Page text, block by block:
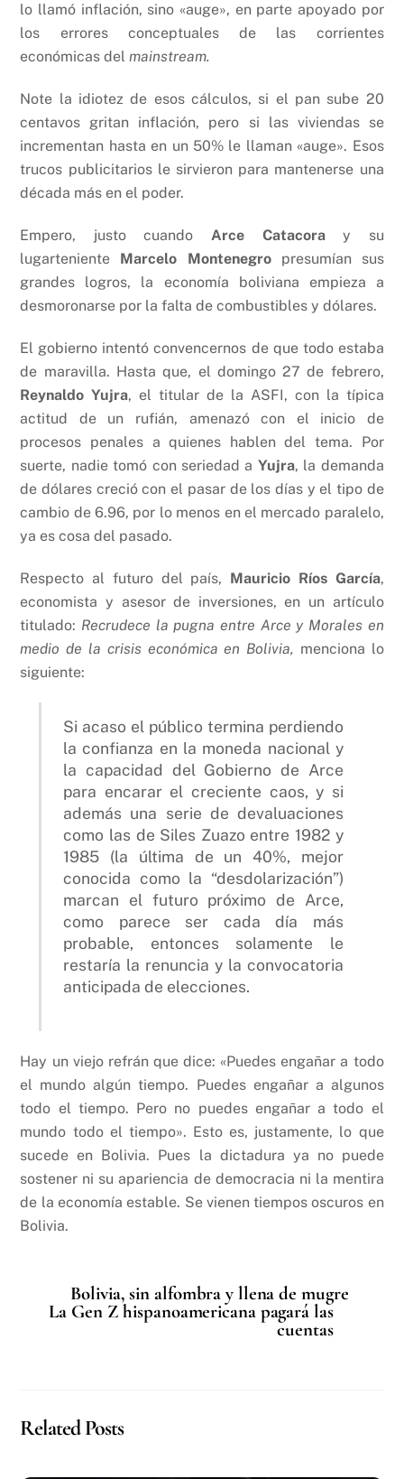
lo llamó inflación, sino «auge», en parte apoyado por
los errores conceptuales de las corrientes
económicas delmainstream.
Note la idiotez de esos cálculos, si el pan sube 20
centavos gritan inflación, pero si las viviendas se
incrementan hasta en un 50% le llaman «auge». Esos
trucos publicitarios le sirvieron para mantenerse una
década más en el poder.
Empero, justo cuando Arce Catacoray su
lugarteniente Marcelo Montenegropresumían sus
grandes logros, la economía boliviana empieza a
desmoronarse por la falta de combustibles y dólares.
El gobierno intentó convencernos de que todo estaba
de maravilla. Hasta que, el domingo 27 de febrero,
Reynaldo Yujra, el titular de la ASFI, con la típica
actitud de un rufián, amenazó con el inicio de
procesos penales a quienes hablen del tema. Por
suerte, nadie tomó con seriedad a Yujra, la demanda
de dólares creció con el pasar de los días y el tipo de
cambio de 6.96, por lo menos en el mercado paralelo,
ya es cosa del pasado.
Respecto al futuro del país, Mauricio Ríos García,
economista y asesor de inversiones, en un artículo
titulado: Recrudece la pugna entre Arce y Morales en
medio de la crisis económica en Bolivia, menciona lo
siguiente:
Si acaso el público termina perdiendo
la confianza en la moneda nacional y
la capacidad del Gobierno de Arce
para encarar el creciente caos, y si
además una serie de devaluaciones
como las de Siles Zuazo entre 1982 y
1985 (la última de un 40%, mejor
conocida como la “desdolarización”)
marcan el futuro próximo de Arce,
como parece ser cada día más
probable, entonces solamente le
restaría la renuncia y la convocatoria
anticipada de elecciones.
Hay un viejo refrán que dice: «Puedes engañar a todo
el mundo algún tiempo. Puedes engañar a algunos
todo el tiempo. Pero no puedes engañar a todo el
mundo todo el tiempo». Esto es, justamente, lo que
sucede en Bolivia. Pues la dictadura ya no puede
sostener ni su apariencia de democracia ni la mentira
de la economía estable. Se vienen tiempos oscuros en
Bolivia.
Bolivia, sin alfombra y llena de mugre
La Gen Z hispanoamericana pagará las
cuentas
Related Posts